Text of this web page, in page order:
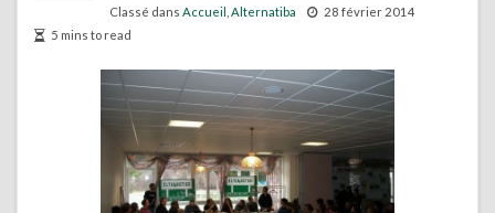
Classé dans Accueil Alternatiba
28 février 2014
5 mins to read